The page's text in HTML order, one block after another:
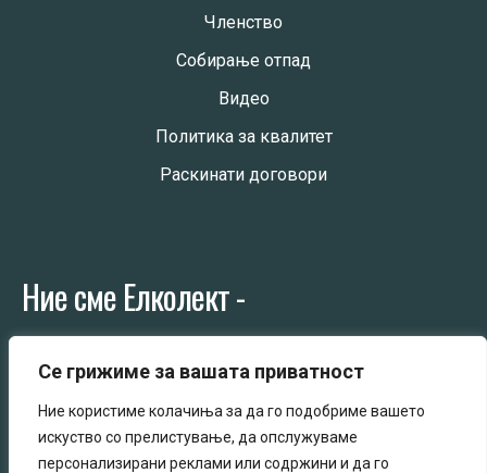
Се грижиме за вашата приватност
Ние користиме колачиња за да го подобриме вашето
искуство со прелистување, да опслужуваме
персонализирани реклами или содржини и да го
Членство
Собирање отпад
Видео
Политика за квалитет
Раскинати договори
Ние сме Елколект -
опрема